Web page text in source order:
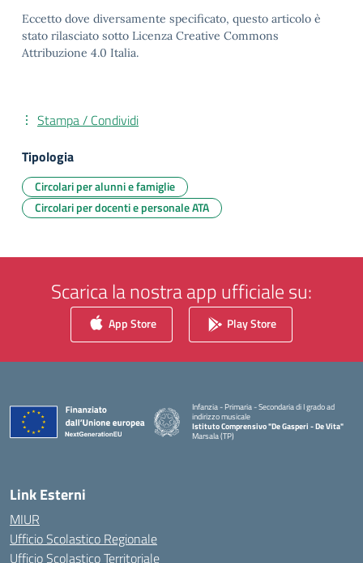
Eccetto dove diversamente specificato, questo articolo è
stato rilasciato sotto Licenza Creative Commons
Attribuzione 4.0 Italia.
Stampa / Condividi
Tipologia
Circolari per alunni e famiglie
Circolari per docenti e personale ATA
Scarica la nostra app ufficiale su:
App Store Play Store
Infanzia - Primaria - Secondaria di I grado ad
indirizzo musicale
Istituto Comprensivo "De Gasperi - De Vita"
Marsala (TP)
Link Esterni
MIUR
Ufficio Scolastico Regionale
Ufficio Scolastico Territoriale